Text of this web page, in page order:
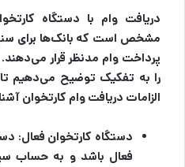
دریافت وام با دستگاه
مشخص است که بانک‌ها برای
پرداخت وام مدنظر قرار
را به تفکیک توضیح می‌دهیم تا
الزامات دریافت وام کارتخوان
دستگاه کارتخوان فعال:
فعال باشد و به حساب